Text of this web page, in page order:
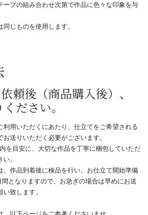
ープの組み合わせ次第で作品に色々な印象を与
じものを使用します。
頼後（商品購入後）、
ださい。
利用いただくにあたり、仕立てをご希望される
送りいただく必要がございます。
を目安に、大切な作品を丁寧に梱包していただ
。
、作品到着後に検品を行い、お仕立て開始準備
となりますので、お急ぎの場合は早めにお送
致します。